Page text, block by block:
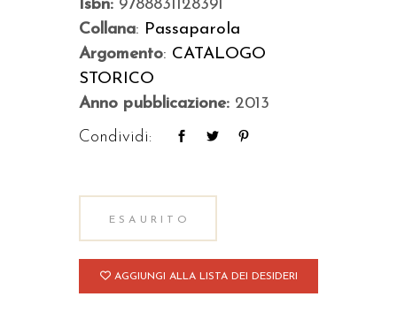
Isbn: 9788831128391
Collana: Passaparola
Argomento: CATALOGO
STORICO
Anno pubblicazione: 2013
Condividi:
ESAURITO
AGGIUNGI ALLA LISTA DEI DESIDERI